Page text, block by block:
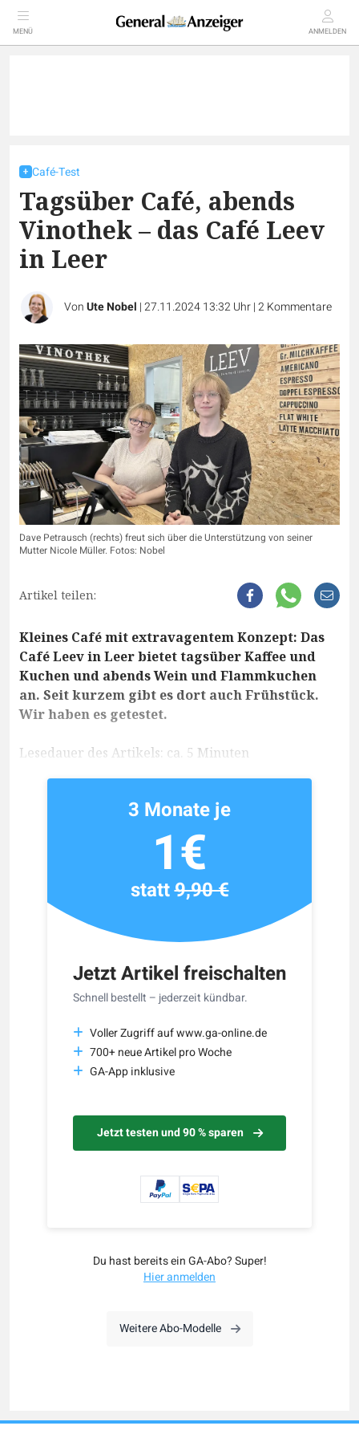
MENÜ ANMELDEN
Café-Test
Tagsüber Café, abends
Vinothek – das Café Leev
in Leer
VonUte Nobel |27.11.2024 13:32 Uhr|2Kommentare
Dave Petrausch (rechts) freut sich über die Unterstützung von seiner
Mutter Nicole Müller. Fotos: Nobel
Artikel teilen:
Kleines Café mit extravagentem Konzept: Das
Café Leev in Leer bietet tagsüber Kaffee und
Kuchen und abends Wein und Flammkuchen
an. Seit kurzem gibt es dort auch Frühstück.
Wir haben es getestet.
Lesedauer des Artikels: ca. 5 Minuten
Jetzt Artikel freischalten
Schnell bestellt – jederzeit kündbar.
Voller Zugriff auf www.ga-online.de
700+ neue Artikel pro Woche
GA-App inklusive
Jetzt testen und 90 % sparen
3 Monate je
1€
statt9,90 €
Du hast bereits ein GA-Abo? Super!
Hier anmelden
Weitere Abo-Modelle